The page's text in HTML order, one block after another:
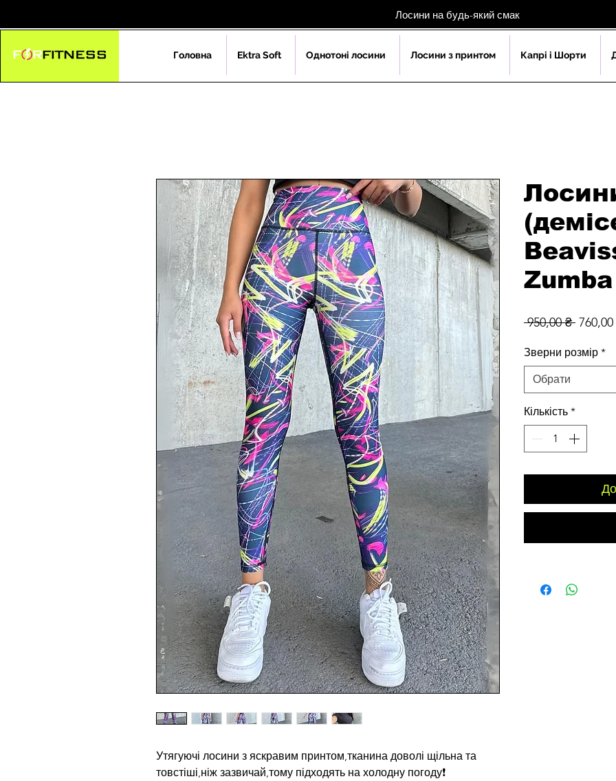
Лосини на будь-який смак
Головна Ektra Soft Однотоні лосини Лосини з принтом Капрі і Шорти
Утягуючі лосини з яскравим принтом,тканина доволі щільна та
товстіші,ніж зазвичай,тому підходять на холодну погоду❗️
Zumba
950,00 ₴
Зверни розмір *
Обрати
Кількість *